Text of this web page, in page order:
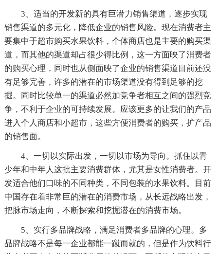
3、适当的开发新的具有巨潜力销售渠道，逐步实现
销售渠道的多元化，降低企业的销售风险。现在消费者主
要集中于超市购买水果饮料，个体商店也是主要的购买渠
道，而其他的渠道却占很少得比例，这一方面映了消费者
的购买心理，同时也从侧面映了企业的销售渠道目前还没
有足够完善，许多的潜在的市场渠道没有得到足够的挖
掘。同时比较单一的渠道必然加竞争者相互之间的强烈竞
争，不利于企业的可持续发展。应该更多的让我们的产品
进入个人商店和小超市，这些方便消费者的购买，扩产品
的销售面。
4、一切以实际出发，一切以市场为导向。抓住以青
少年和中年人这批主要消费群体，尤其是女性消费者。开
发适合他们口味的不同种类，不同包装的水果饮料。目前
中国存在着非常巨的潜在的消费市场，从长远战略出发，
把脉市场走向，不断探索和挖掘潜在的消费市场。
5、实行多品牌战略，满足消费者多品牌的心理。多
品牌战略不是每一企业都能一蹴而就的，但是作为饮料行